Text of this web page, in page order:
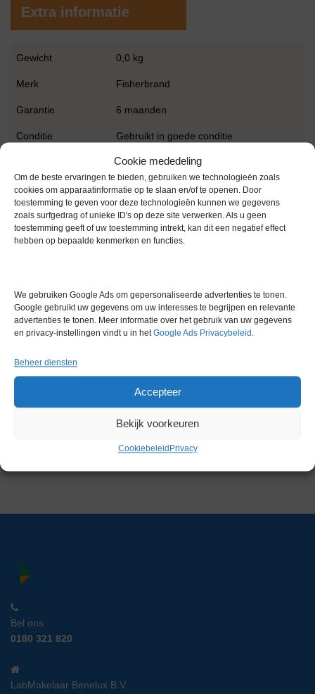
Cookie mededeling
Om de beste ervaringen te bieden, gebruiken we technologieën zoals
cookies om apparaatinformatie op te slaan en/of te openen. Door
toestemming te geven voor deze technologieën kunnen we gegevens
zoals surfgedrag of unieke ID's op deze site verwerken. Als u geen
toestemming geeft of uw toestemming intrekt, kan dit een negatief effect
hebben op bepaalde kenmerken en functies.
We gebruiken Google Ads om gepersonaliseerde advertenties te tonen.
Google gebruikt uw gegevens om uw interesses te begrijpen en relevante
advertenties te tonen. Meer informatie over het gebruik van uw gegevens
en privacy-instellingen vindt u in hetGoogle Ads Privacybeleid .
Beheer diensten
Accepteer
Bekijk voorkeuren
Cookiebeleid Privacy
Extra informatie
Gewicht 0,0 kg
Merk Fisherbrand
Garantie 6 maanden
Conditie Gebruikt in goede conditie
Gerelateerde producten
Voorraad
LM 11539
Bel ons
0180 321 820
LabMakelaar Benelux B.V.